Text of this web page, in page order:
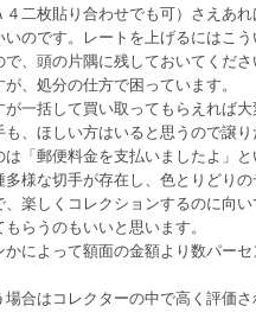
二枚貼り合わせでも可）さえあれ
のです。レートを上げるにはこ
、頭の片隅に残しておいてくだ
、処分の仕方で困っています。
一括して買い取ってもらえれば大
、ほしい方はいると思うので譲り
「郵便料金を支払いましたよ」
様な切手が存在し、色とりどり
楽しくコレクションするのに向
らうのもいいと思います。
によって額面の金額より数パー
合はコレクターの中で高く評価